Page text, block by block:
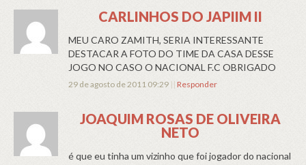
CARLINHOS DO JAPIIM II
MEU CARO ZAMITH, SERIA INTERESSANTE
DESTACAR A FOTO DO TIME DA CASA DESSE
JOGO NO CASO O NACIONAL F.C OBRIGADO
29 de agosto de 2011 09:29 || Responder
JOAQUIM ROSAS DE OLIVEIRA
NETO
é que eu tinha um vizinho que foi jogador do nacional